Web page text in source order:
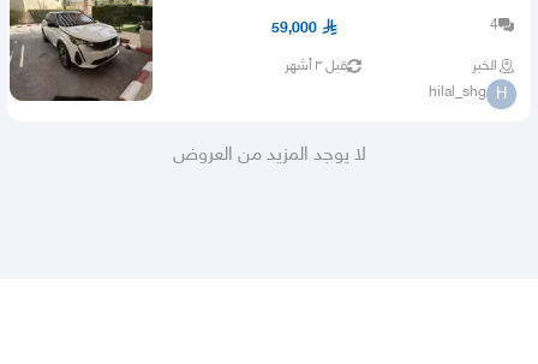
قليل 43 ألف
4
59,000
الخبر قبل ٣ أشهر
H
hilal_shg
لا يوجد المزيد من العروض